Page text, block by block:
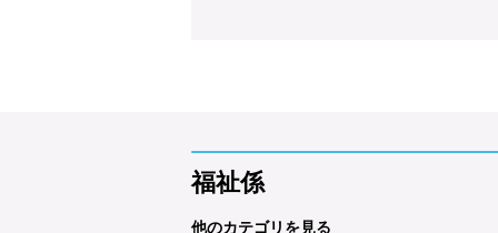
福祉係
他のカテゴリを見る